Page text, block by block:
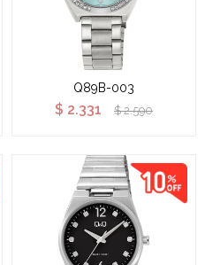
Q89B-003
$ 2.331 $ 2.590